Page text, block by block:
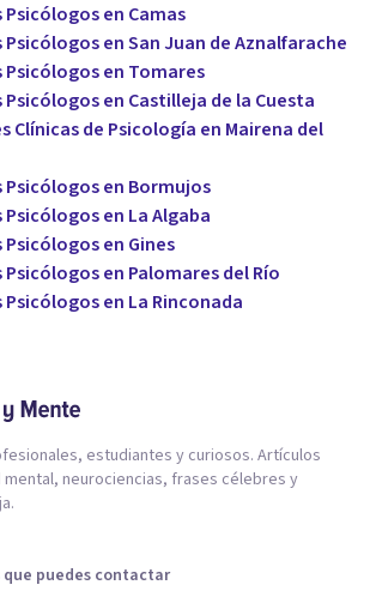
Psicólogos en Camas
Psicólogos en San Juan de Aznalfarache
Psicólogos en Tomares
Psicólogos en Castilleja de la Cuesta
Clínicas de Psicología en Mairena del
Psicólogos en Bormujos
en La Algaba
en Gines
Psicólogos en Palomares del Río
Psicólogos en La Rinconada
estudiantes y curiosos. Artículos
neurociencias, frases célebres y
que puedes contactar